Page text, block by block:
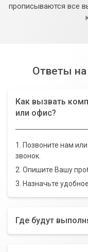
прописываются все
Ответы
Как вызвать
или офис?
1. Позвоните нам
звонок.
2. Опишите Вашу
3. Назначьте
Где будут